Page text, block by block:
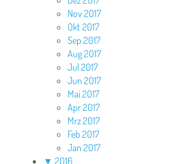
Nov 2017
Okt 2017
Sep 2017
Aug 2017
Jul 2017
Jun 2017
Mai 2017
Apr 2017
Mrz 2017
Feb 2017
Jan 2017
▼ 2016